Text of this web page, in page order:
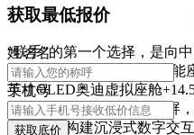
“联手”的第一个选择，是向
迪Q6L e-tron拥有全新的智
英寸OLED奥迪虚拟座舱
寸带隐身模式的副驾娱乐屏
屏联动，构建沉浸式数字交
获取最低报价
姓名名
手机号
获取底价